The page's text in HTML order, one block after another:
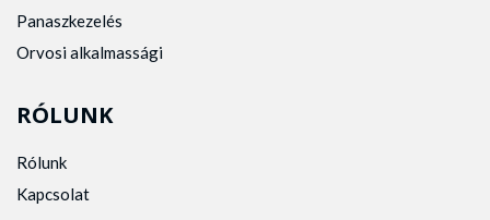
Panaszkezelés
Orvosi alkalmassági
RÓLUNK
Rólunk
Kapcsolat